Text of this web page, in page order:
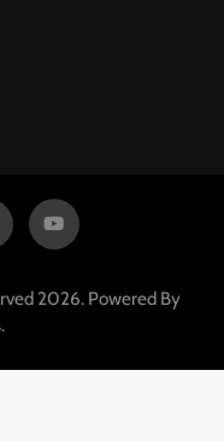
2026. Powered By
.